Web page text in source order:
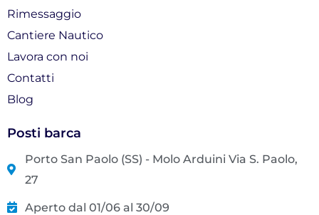
Rimessaggio
Cantiere Nautico
Lavora con noi
Contatti
Blog
Posti barca
Porto San Paolo (SS) - Molo Arduini Via S. Paolo,
27
Aperto dal 01/06 al 30/09